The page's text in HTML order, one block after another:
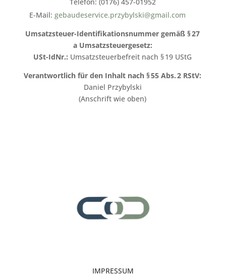
E-Mail:gebaudeservice.przybylski@gmail.com
Umsatzsteuer-Identifikationsnummer gemäß § 27
a Umsatzsteuergesetz:
USt-IdNr.: Umsatzsteuerbefreit nach § 19 UStG
Verantwortlich für den Inhalt nach § 55 Abs. 2 RStV:
Daniel Przybylski
(Anschrift wie oben)
IMPRESSUM